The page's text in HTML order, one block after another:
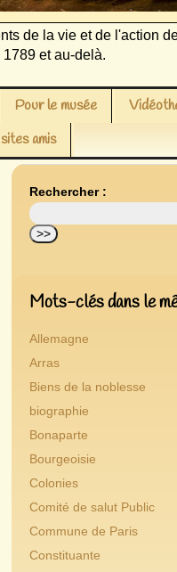
de la vie et de l'action
et au-delà.
Pour le musée
amis
Rechercher :
Mots-clés dans le
Allemagne
Arras
Biens de la noblesse
biographie
Bonaparte
Bourgeoisie
Colonies
Comité de salut Public
Commune de Paris
Constituante